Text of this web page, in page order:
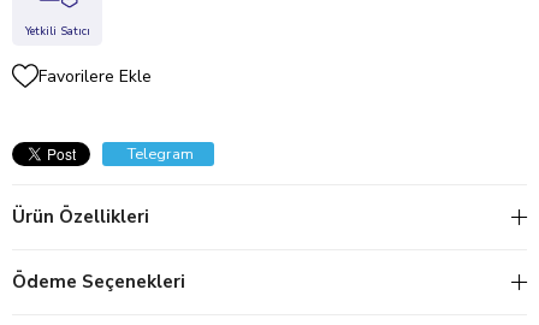
Yetkili Satıcı
Favorilere Ekle
Telegram
Ürün Özellikleri
Ödeme Seçenekleri